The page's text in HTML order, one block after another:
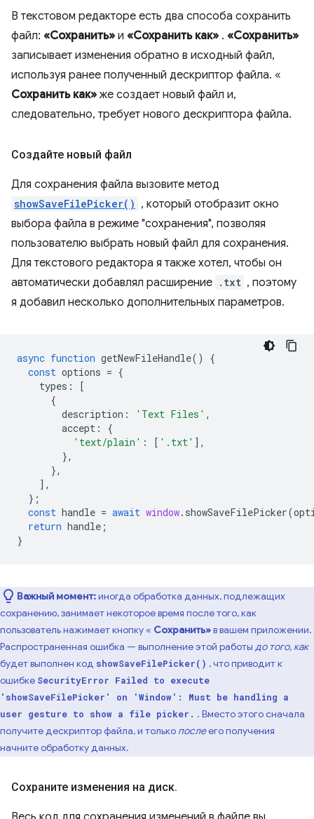
В текстовом редакторе есть два способа сохранить
файл: «Сохранить» и «Сохранить как» . «Сохранить»
записывает изменения обратно в исходный файл,
используя ранее полученный дескриптор файла. «
Сохранить как» же создает новый файл и,
следовательно, требует нового дескриптора файла.
Создайте новый файл
Для сохранения файла вызовите метод
showSaveFilePicker() , который отобразит окно
выбора файла в режиме "сохранения", позволяя
пользователю выбрать новый файл для сохранения.
Для текстового редактора я также хотел, чтобы он
автоматически добавлял расширение .txt , поэтому
я добавил несколько дополнительных параметров.
async function getNewFileHandle()
{
const options = {
types :
[
{
description : 'Text Files' ,
accept :
{
'text/plain' : [ '.txt' ],
},
},
],
};
const handle = await window. showSaveFilePicker(
return handle ;
}
Важный момент:иногда обработка данных, подлежащих
сохранению, занимает некоторое время после того, как
пользователь нажимает кнопку « Сохранить»в вашем приложении.
Распространенная ошибка — выполнение этой работы до того, как
будет выполнен код showSaveFilePicker() , что приводит к
ошибке SecurityError Failed to execute
'showSaveFilePicker' on 'Window': Must be handling a
user gesture to show a file picker. . Вместо этого сначала
получите дескриптор файла, и только послеего получения
начните обработку данных.
Сохраните изменения на диск.